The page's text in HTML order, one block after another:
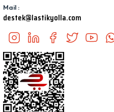
Mail :
destek@lastikyolla.com